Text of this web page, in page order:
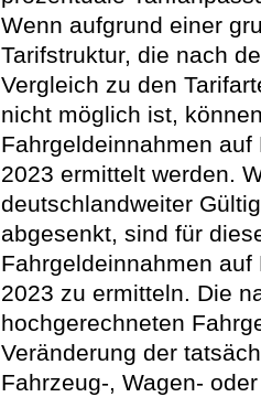
Wenn aufgrund einer
Tarifstruktur, die nach
Vergleich zu den
nicht möglich ist,
Fahrgeldeinnahmen
2023 ermittelt werden.
deutschlandweiter
abgesenkt, sind für
Fahrgeldeinnahmen
2023 zu ermitteln. Die
hochgerechneten
Veränderung der
Fahrzeug-, Wagen-